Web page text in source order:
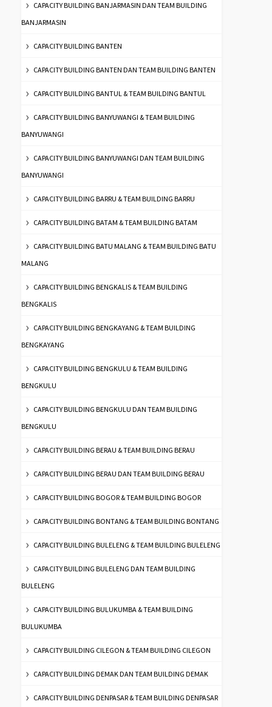
CAPACITY BUILDING BANJARMASIN DAN TEAM BUILDING
BANJARMASIN
CAPACITY BUILDING BANTEN
CAPACITY BUILDING BANTEN DAN TEAM BUILDING BANTEN
CAPACITY BUILDING BANTUL & TEAM BUILDING BANTUL
CAPACITY BUILDING BANYUWANGI & TEAM BUILDING
BANYUWANGI
CAPACITY BUILDING BANYUWANGI DAN TEAM BUILDING
BANYUWANGI
CAPACITY BUILDING BARRU & TEAM BUILDING BARRU
CAPACITY BUILDING BATAM & TEAM BUILDING BATAM
CAPACITY BUILDING BATU MALANG & TEAM BUILDING BATU
MALANG
CAPACITY BUILDING BENGKALIS & TEAM BUILDING
BENGKALIS
CAPACITY BUILDING BENGKAYANG & TEAM BUILDING
BENGKAYANG
CAPACITY BUILDING BENGKULU & TEAM BUILDING
BENGKULU
CAPACITY BUILDING BENGKULU DAN TEAM BUILDING
BENGKULU
CAPACITY BUILDING BERAU & TEAM BUILDING BERAU
CAPACITY BUILDING BERAU DAN TEAM BUILDING BERAU
CAPACITY BUILDING BOGOR & TEAM BUILDING BOGOR
CAPACITY BUILDING BONTANG & TEAM BUILDING BONTANG
CAPACITY BUILDING BULELENG & TEAM BUILDING BULELENG
CAPACITY BUILDING BULELENG DAN TEAM BUILDING
BULELENG
CAPACITY BUILDING BULUKUMBA & TEAM BUILDING
BULUKUMBA
CAPACITY BUILDING CILEGON & TEAM BUILDING CILEGON
CAPACITY BUILDING DEMAK DAN TEAM BUILDING DEMAK
CAPACITY BUILDING DENPASAR & TEAM BUILDING DENPASAR